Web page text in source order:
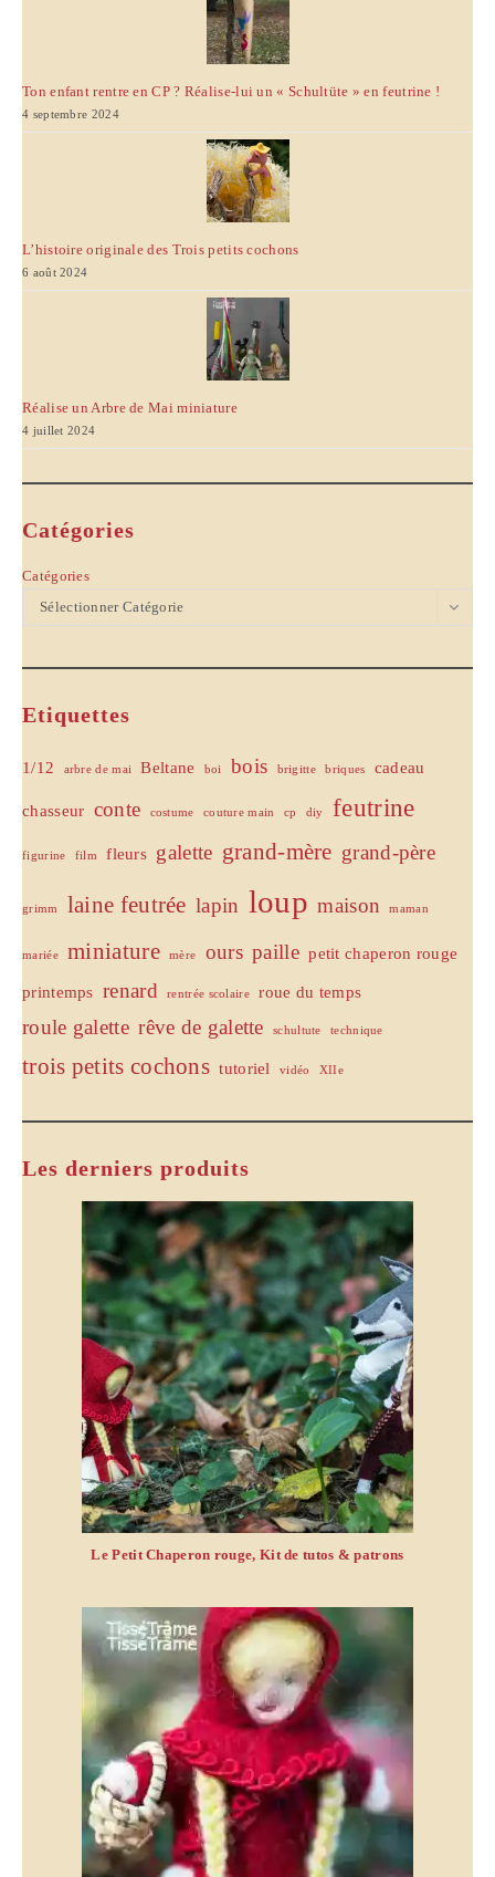
Ton enfant rentre en CP ? Réalise-lui un « Schultüte » en feutrine !
4 septembre 2024
L’histoire originale des Trois petits cochons
6 août 2024
Réalise un Arbre de Mai miniature
4 juillet 2024
Catégories
Catégories
Sélectionner Catégorie
Etiquettes
1/12 arbre de mai Beltane boi bois brigitte briques cadeau
chasseur conte costume couture main cp diy feutrine
figurine film fleurs galette grand-mère grand-père
grimm laine feutrée lapin loup maison maman
mariée miniature mère ours paille petit chaperon rouge
printemps renard rentrée scolaire roue du temps
roule galette rêve de galette schultute technique
trois petits cochons tutoriel vidéo XIIe
Les derniers produits
Le Petit Chaperon rouge, Kit de tutos & patrons